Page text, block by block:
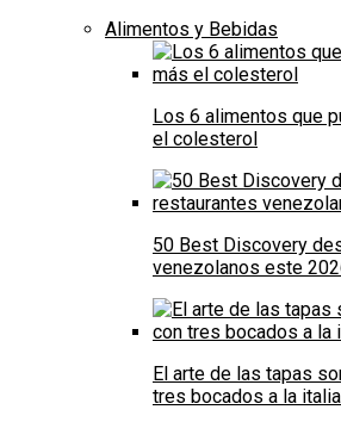
Alimentos y Bebidas
Los 6 alimentos que
el colesterol
50 Best Discovery
venezolanos este
El arte de las tapas
tres bocados a la